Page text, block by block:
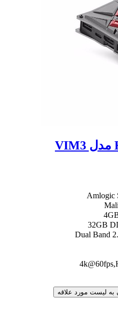
به لیست مورد علاقه